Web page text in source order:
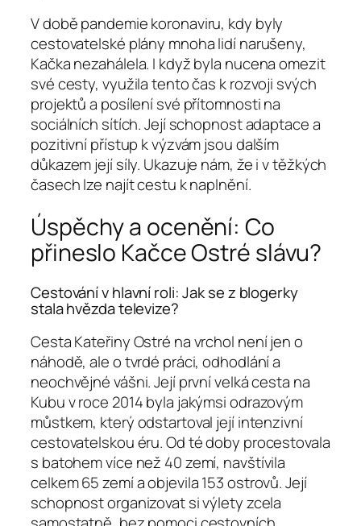
V době pandemie koronaviru, kdy byly
cestovatelské plány mnoha lidí narušeny,
Kačka nezahálela. I když byla nucena omezit
své cesty, využila tento čas k rozvoji svých
projektů a posílení své přítomnosti na
sociálních sítích. Její schopnost adaptace a
pozitivní přístup k výzvám jsou dalším
důkazem její síly. Ukazuje nám, že i v těžkých
časech lze najít cestu k naplnění.
Úspěchy a ocenění: Co
přineslo Kačce Ostré slávu?
Cestování v hlavní roli: Jak se z blogerky
stala hvězda televize?
Cesta Kateřiny Ostré na vrchol není jen o
náhodě, ale o tvrdé práci, odhodlání a
neochvějné vášni. Její první velká cesta na
Kubu v roce 2014 byla jakýmsi odrazovým
můstkem, který odstartoval její intenzivní
cestovatelskou éru. Od té doby procestovala
s batohem více než 40 zemí, navštívila
celkem 65 zemí a objevila 153 ostrovů. Její
schopnost organizovat si výlety zcela